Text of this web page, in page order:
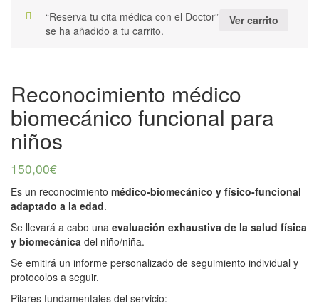
Ver carrito
“Reserva tu cita médica con el Doctor”
se ha añadido a tu carrito.
Reconocimiento médico
biomecánico funcional para
niños
150,00€
Es un reconocimiento médico-biomecánico y físico-funcional
adaptado a la edad.
Se llevará a cabo una evaluación exhaustiva de la salud física
y biomecánica del niño/niña.
Se emitirá un informe personalizado de seguimiento individual y
protocolos a seguir.
Pilares fundamentales del servicio: